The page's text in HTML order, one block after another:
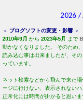
＜ ブログソフトの変更・影響 ＞
2010年9月 から 2023年5月 まで
動かなくなりました。 そのため、
読み込む事は出来ましたが、そ
っています。
ネット検索などから飛んで来た
ージに行けない、表示されないハ
正常化には時間が掛かると思いま